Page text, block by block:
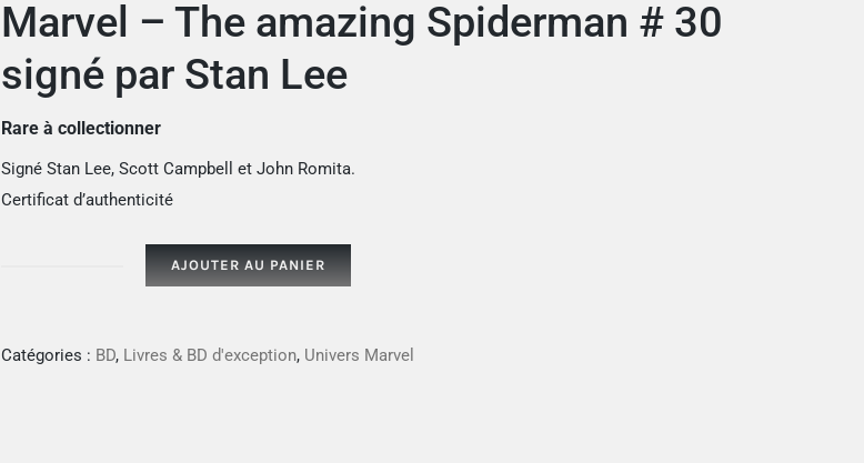
Marvel – The amazing Spiderman # 30
signé par Stan Lee
Rare à collectionner
Signé Stan Lee, Scott Campbell et John Romita.
Certificat d’authenticité
AJOUTER AU PANIER
Catégories : BD, Livres & BD d'exception, Univers Marvel